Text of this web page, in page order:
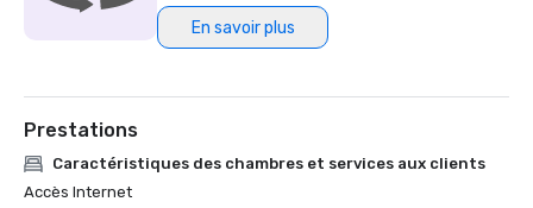
En savoir plus
Prestations
Caractéristiques des chambres et services aux clients
Accès Internet